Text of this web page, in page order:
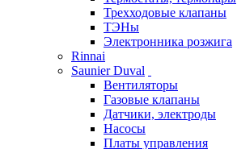
Трехходовые клапаны
ТЭНы
Электронника розжига
Rinnai
Saunier Duval
Вентиляторы
Газовые клапаны
Датчики, электроды
Насосы
Платы управления